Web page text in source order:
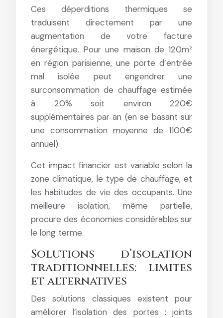
Ces déperditions thermiques se
traduisent directement par une
augmentation de votre facture
énergétique. Pour une maison de 120m²
en région parisienne, une porte d’entrée
mal isolée peut engendrer une
surconsommation de chauffage estimée
à 20% soit environ 220€
supplémentaires par an (en se basant sur
une consommation moyenne de 1100€
annuel).
Cet impact financier est variable selon la
zone climatique, le type de chauffage, et
les habitudes de vie des occupants. Une
meilleure isolation, même partielle,
procure des économies considérables sur
le long terme.
Solutions d’isolation
traditionnelles: limites
et alternatives
Des solutions classiques existent pour
améliorer l’isolation des portes : joints